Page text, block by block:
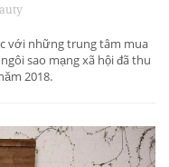
với những trung tâm mua
sao mạng xã hội đã thu
2018.